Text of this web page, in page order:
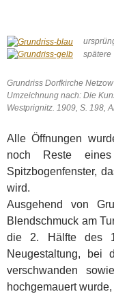
spätere
Grundriss Dorfkirche Netzow
Umzeichnung nach: Die
Westprignitz. 1909, S. 198,
Alle Öffnungen
noch Reste
Spitzbogenfenster,
wird.
Ausgehend von
Blendschmuck am
die 2. Hälfte des
Neugestaltung, bei
verschwanden
hochgemauert